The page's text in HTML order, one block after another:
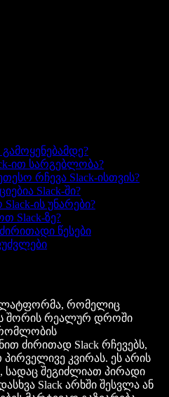
ით სარგებლობა?
რჩევა Slack-ისთვის?
Slack-ში?
ის უნარები?
Slack-ზე?
წესები
რომელიც
შორის რეალურ დროში
ძირითად Slack რჩევებს,
კვირას. ეს არის
სადაც შეგიძლიათ პირადი
Slack არხში შესვლა ან